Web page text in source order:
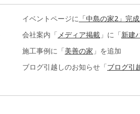
イベントページに 「中島の家2」完
会社案内「メディア掲載 」に「新建
施工事例に「美善の家 」を追加
ブログ引越しのお知らせ「ブログ引